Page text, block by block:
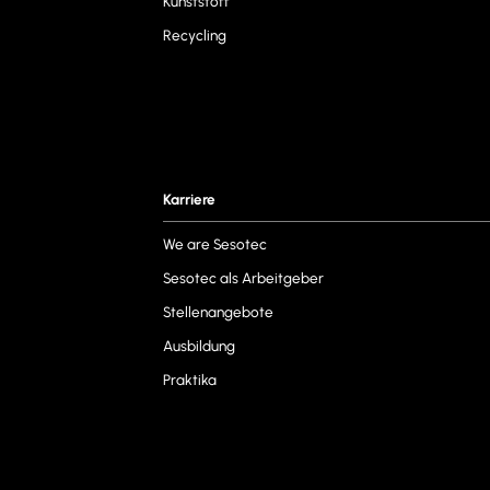
Recycling
Karriere
We are Sesotec
Sesotec als Arbeitgeber
Stellenangebote
Ausbildung
Praktika